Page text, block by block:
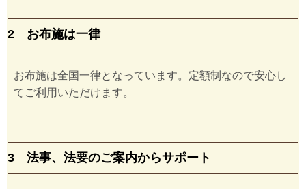
2 お布施は一律
お布施は全国一律となっています。定額制なので安心し
てご利用いただけます。
3 法事、法要のご案内からサポート